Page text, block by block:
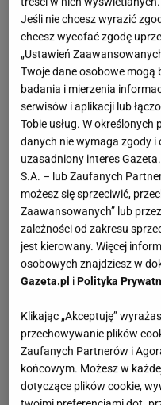
Iga Świątek w
pasjonujący bój z
(14. WTA).Polka
drugim napotkała
rywalki. Mimo iż o
każda piłka, panie
kombinowanie i
Mai może budzić nie
Jeśli nie chcesz wyrazić
chcesz wycofać zgodę
„Ustawień
Twoje dane osobowe mogą
badania i mierzenia
serwisów i aplikacji lub
Tobie usług. W
danych nie wymaga zgody i
uzasadniony interes
S.A. – lub Zaufanych
możesz się sprzeciwić,
Zaawansowanych” lub
zależności od zakresu
jest kierowany. Więcej
osobowych znajdziesz w
Gazeta.pl iPolityka
Klikając „Akceptuję”
przechowywanie plików
Zaufanych Partnerów i
końcowym. Możesz w
dotyczące plików cookie,